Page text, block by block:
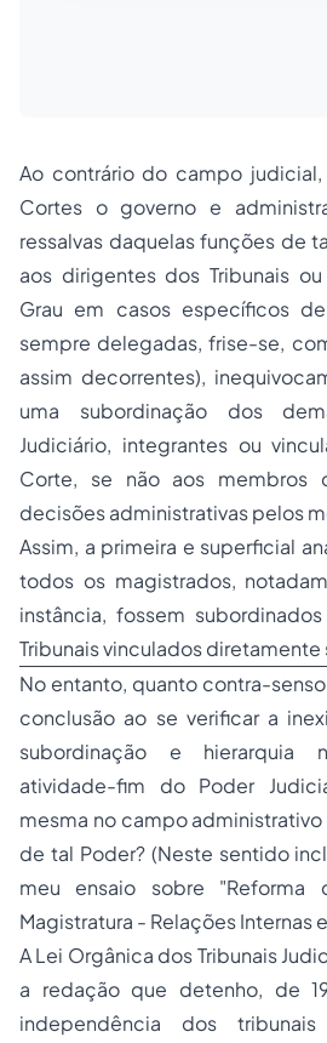
Ao contrário do campo
Cortes o governo e
ressalvas daquelas funções de
aos dirigentes dos Tribunais
Grau em casos específicos
sempre delegadas, frise-se,
assim decorrentes),
uma subordinação dos
Judiciário, integrantes ou
Corte, se não aos membros
decisões administrativas pelos
Assim, a primeira e superficial
todos os magistrados,
instância, fossem
Tribunais vinculados diretamente
No entanto, quanto contra-
conclusão ao se verificar a
subordinação e hierarquia
atividade-fim do Poder
mesma no campo
de tal Poder? (Neste sentido
meu ensaio sobre "Reforma
Magistratura - Relações Internas
A Lei Orgânica dos Tribunais
a redação que detenho, de
independência dos